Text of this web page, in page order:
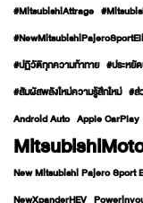
#MitsubishiAttrage
#ปฏิวัติทุกความท้าทาย #ประหยั
#สัมผัสพลังใหม่ความรู้สึกใหม่ #ส่
Android Auto Apple CarPlay
New Mitsubishi Pajero Sport